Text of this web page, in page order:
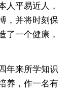
人平易近人，
，并将时刻保
了一个健康，
年来所学知识
养，作一名有